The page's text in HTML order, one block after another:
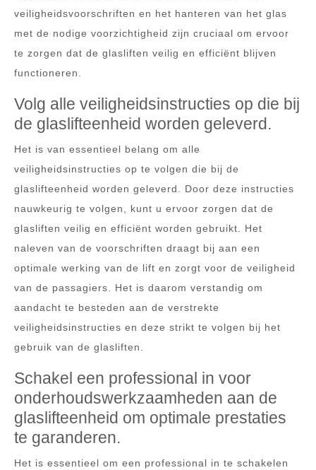
veiligheidsvoorschriften en het hanteren van het glas
met de nodige voorzichtigheid zijn cruciaal om ervoor
te zorgen dat de glasliften veilig en efficiënt blijven
functioneren.
Volg alle veiligheidsinstructies op die bij
de glaslifteenheid worden geleverd.
Het is van essentieel belang om alle
veiligheidsinstructies op te volgen die bij de
glaslifteenheid worden geleverd. Door deze instructies
nauwkeurig te volgen, kunt u ervoor zorgen dat de
glasliften veilig en efficiënt worden gebruikt. Het
naleven van de voorschriften draagt bij aan een
optimale werking van de lift en zorgt voor de veiligheid
van de passagiers. Het is daarom verstandig om
aandacht te besteden aan de verstrekte
veiligheidsinstructies en deze strikt te volgen bij het
gebruik van de glasliften.
Schakel een professional in voor
onderhoudswerkzaamheden aan de
glaslifteenheid om optimale prestaties
te garanderen.
Het is essentieel om een professional in te schakelen